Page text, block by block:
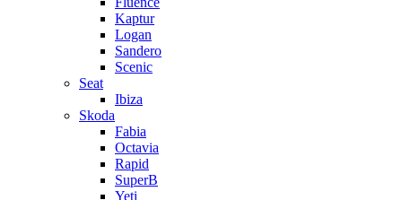
Kaptur
Logan
Sandero
Scenic
Seat
Ibiza
Skoda
Fabia
Octavia
Rapid
SuperB
Yeti